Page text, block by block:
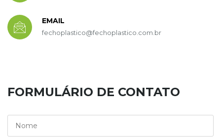
EMAIL
fechoplastico@fechoplastico.com.br
FORMULÁRIO DE CONTATO